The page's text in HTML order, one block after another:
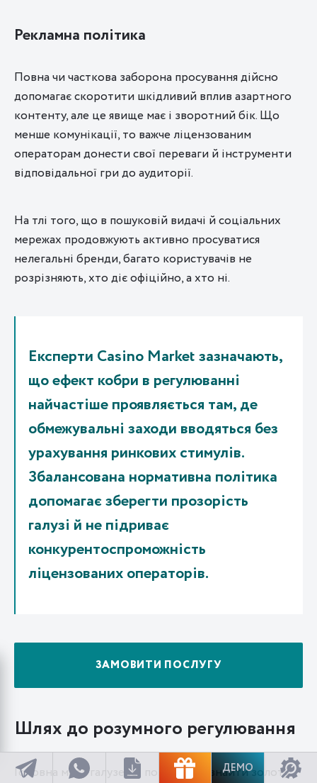
Рекламна політика
Повна чи часткова заборона просування дійсно
допомагає скоротити шкідливий вплив азартного
контенту, але це явище має і зворотний бік. Що
менше комунікації, то важче ліцензованим
операторам донести свої переваги й інструменти
відповідальної гри до аудиторії.
На тлі того, що в пошуковій видачі й соціальних
мережах продовжують активно просуватися
нелегальні бренди, багато користувачів не
розрізняють, хто діє офіційно, а хто ні.
Експерти Casino Market зазначають,
що ефект кобри в регулюванні
найчастіше проявляється там, де
обмежувальні заходи вводяться без
урахування ринкових стимулів.
Збалансована нормативна політика
допомагає зберегти прозорість
галузі й не підриває
конкурентоспроможність
ліцензованих операторів.
ЗАМОВИТИ ПОСЛУГУ
Шлях до розумного регулювання
Головна мета галузевої політики — знайти золоту
ДЕМО